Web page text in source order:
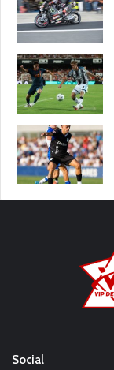
Social